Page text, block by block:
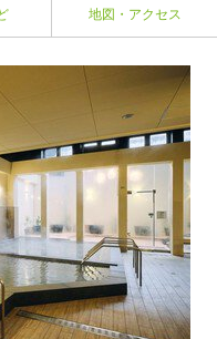
地図・アクセス